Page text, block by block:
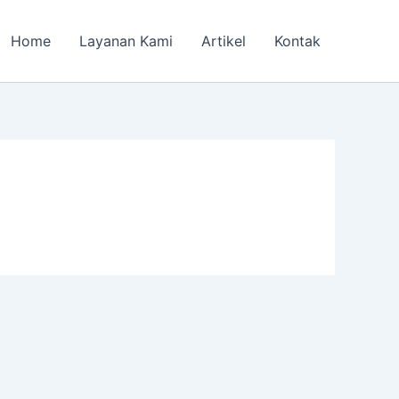
Home Layanan Kami Artikel Kontak